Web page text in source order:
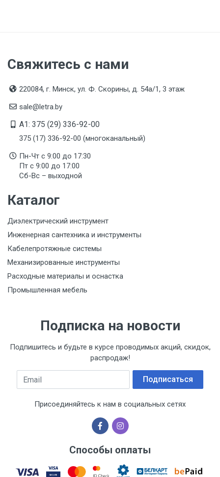
Свяжитесь с нами
220084, г. Минск, ул. Ф. Скорины, д. 54а/1, 3 этаж
sale@letra.by
A1: 375 (29) 336-92-00
375 (17) 336-92-00 (многоканальный)
Пн-Чт с 9:00 до 17:30
Пт с 9:00 до 17:00
Сб-Вс – выходной
Каталог
Диэлектрический инструмент
Инженерная сантехника и инструменты
Кабелепротяжные системы
Механизированные инструменты
Расходные материалы и оснастка
Промышленная мебель
Подписка на новости
Подпишитесь и будьте в курсе проводимых акций, скидок,
распродаж!
Email Подписаться
Присоединяйтесь к нам в социальных сетях
Способы оплаты